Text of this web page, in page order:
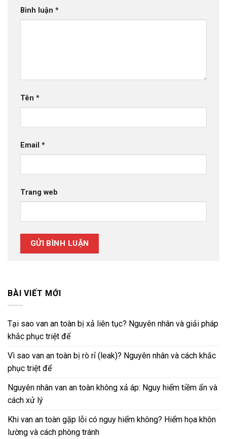
Bình luận *
Tên *
Email *
Trang web
BÀI VIẾT MỚI
Tại sao van an toàn bị xả liên tục? Nguyên nhân và giải pháp
khắc phục triệt để
Vì sao van an toàn bị rò rỉ (leak)? Nguyên nhân và cách khắc
phục triệt để
Nguyên nhân van an toàn không xả áp: Nguy hiểm tiềm ẩn và
cách xử lý
Khi van an toàn gặp lỗi có nguy hiểm không? Hiểm họa khôn
lường và cách phòng tránh